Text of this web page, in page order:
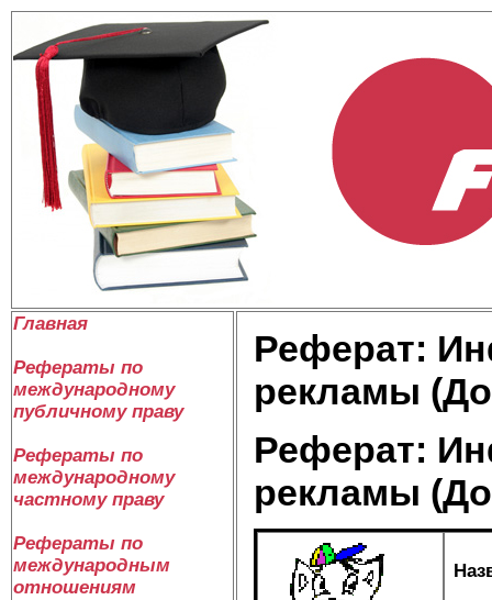
Главная
Рефераты по
международному
публичному праву
Рефераты по
международному
частному праву
Рефераты по
международным
отношениям
Реферат:
рекламы
Реферат:
рекламы